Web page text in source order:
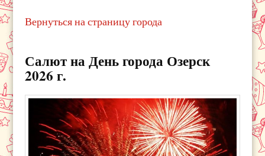
Вернуться на страницу города
Салют на День города Озерск
2026 г.